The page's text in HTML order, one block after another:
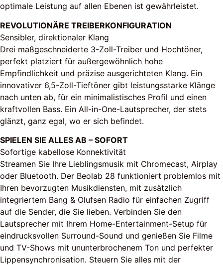
optimale Leistung auf allen Ebenen ist gewährleistet.
REVOLUTIONÄRE TREIBERKONFIGURATION
Sensibler, direktionaler Klang
Drei maßgeschneiderte 3-Zoll-Treiber und Hochtöner,
perfekt platziert für außergewöhnlich hohe
Empfindlichkeit und präzise ausgerichteten Klang. Ein
innovativer 6,5-Zoll-Tieftöner gibt leistungsstarke Klänge
nach unten ab, für ein minimalistisches Profil und einen
kraftvollen Bass. Ein All-in-One-Lautsprecher, der stets
glänzt, ganz egal, wo er sich befindet.
SPIELEN SIE ALLES AB – SOFORT
Sofortige kabellose Konnektivität
Streamen Sie Ihre Lieblingsmusik mit Chromecast, Airplay
oder Bluetooth. Der Beolab 28 funktioniert problemlos mit
Ihren bevorzugten Musikdiensten, mit zusätzlich
integriertem Bang & Olufsen Radio für einfachen Zugriff
auf die Sender, die Sie lieben. Verbinden Sie den
Lautsprecher mit Ihrem Home-Entertainment-Setup für
eindrucksvollen Surround-Sound und genießen Sie Filme
und TV-Shows mit ununterbrochenem Ton und perfekter
Lippensynchronisation. Steuern Sie alles mit der